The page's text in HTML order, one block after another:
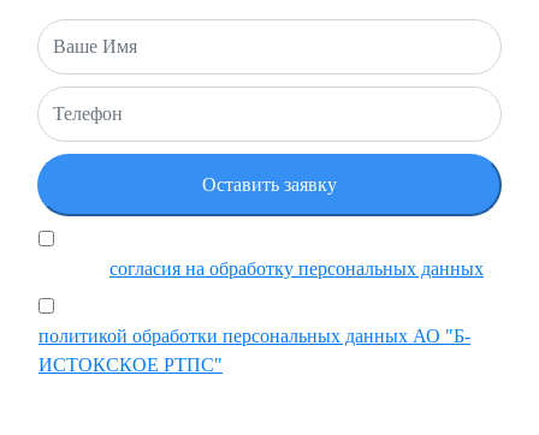
согласия на обработку персональных данных
политикой обработки персональных данных АО "Б-
ИСТОКСКОЕ РТПС"